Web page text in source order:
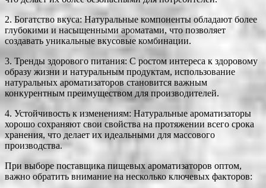
2. Богатство вкуса: Натуральные компоненты обладают более
глубокими и насыщенными ароматами, что позволяет
создавать уникальные вкусовые комбинации.
3. Тренды здорового питания: С ростом интереса к здоровому
образу жизни и натуральным продуктам, использование
натуральных ароматизаторов становится важным
конкурентным преимуществом для производителей.
4. Устойчивость к изменениям: Натуральные ароматизаторы
хорошо сохраняют свои свойства на протяжении всего срока
хранения, что делает их идеальными для массового
производства.
При выборе поставщика пищевых ароматизаторов оптом,
важно обратить внимание на несколько ключевых факторов: